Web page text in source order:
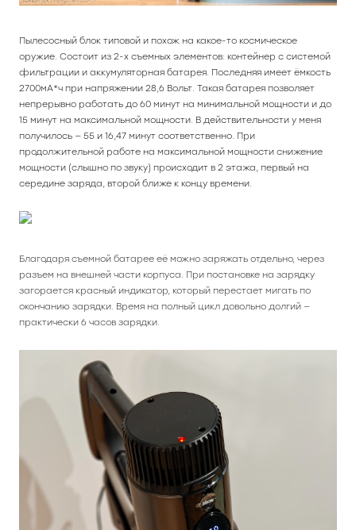
Пылесосный блок типовой и похож на какое-то космическое
оружие. Состоит из 2-х съемных элементов: контейнер с системой
фильтрации и аккумуляторная батарея. Последняя имеет ёмкость
2700мА*ч при напряжении 28,6 Вольт. Такая батарея позволяет
непрерывно работать до 60 минут на минимальной мощности и до
15 минут на максимальной мощности. В действительности у меня
получилось — 55 и 16,47 минут соответственно. При
продолжительной работе на максимальной мощности снижение
мощности (слышно по звуку) происходит в 2 этажа, первый на
середине заряда, второй ближе к концу времени.
Благодаря съемной батарее её можно заряжать отдельно, через
разъем на внешней части корпуса. При постановке на зарядку
загорается красный индикатор, который перестает мигать по
окончанию зарядки. Время на полный цикл довольно долгий —
практически 6 часов зарядки.